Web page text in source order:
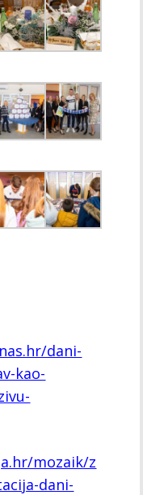
dani-
kao-
mozaik/z
dani-